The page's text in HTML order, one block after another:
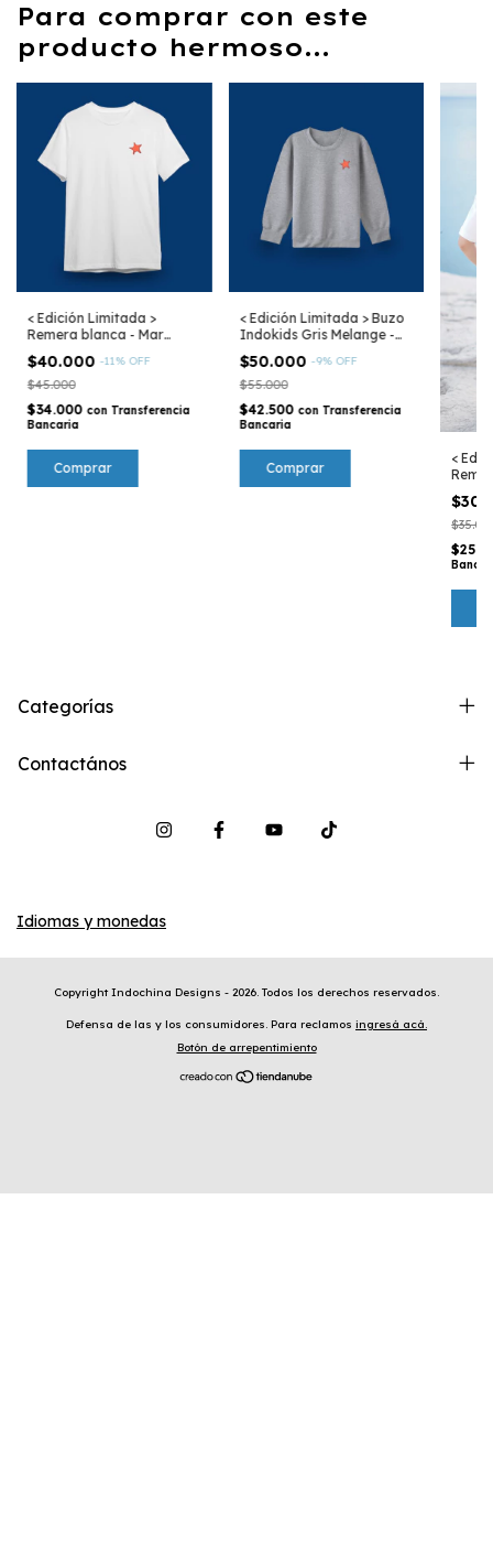
Para comprar con este
producto hermoso...
< Edición Limitada >
Remera blanca - Mar
$40.000 -11% OFF
$45.000
$34.000 con Transferencia
Bancaria
Comprar
< Edición Limitada > Buzo
Indokids Gris Melange -
$50.000 -9% OFF
$55.000
$42.500 con Transferencia
Bancaria
Comprar
<
Categorías
Contactános
Idiomas y monedas
Copyright Indochina Designs - 2026. Todos los derechos reservados.
Defensa de las y los consumidores. Para reclamos ingresá acá.
Botón de arrepentimiento